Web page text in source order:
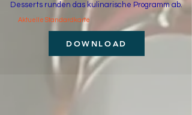
Desserts runden das kulinarische Programm ab.
Aktuelle Standardkarte
DOWNLOAD